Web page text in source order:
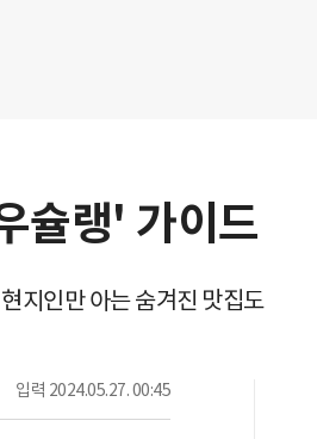
슐랭' 가이드
지인만 아는 숨겨진 맛집도
입력 2024.05.27. 00:45